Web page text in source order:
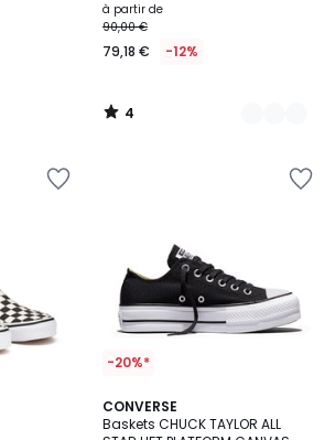
à partir de
90,00 €
79,18 € -12%
4
/
-20%*
CONVERSE
Baskets CHUCK TAYLOR ALL
4,6
/ 5
2
Couleurs